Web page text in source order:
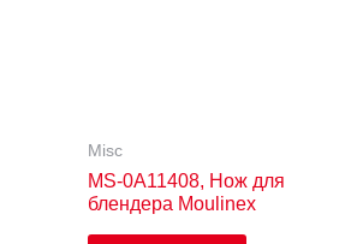
Misc
MS-0A11408, Нож для
блендера Moulinex